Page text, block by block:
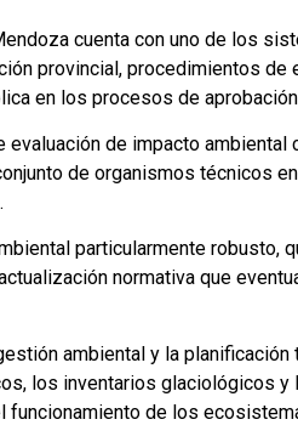
cuenta con uno de los
provincial, procedimientos de
en los procesos de
de impacto ambiental
de organismos técnicos
particularmente robusto,
normativa que
ambiental y la
los inventarios glaciológicos y
de los